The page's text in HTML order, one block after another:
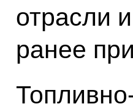
отрасли
ранее